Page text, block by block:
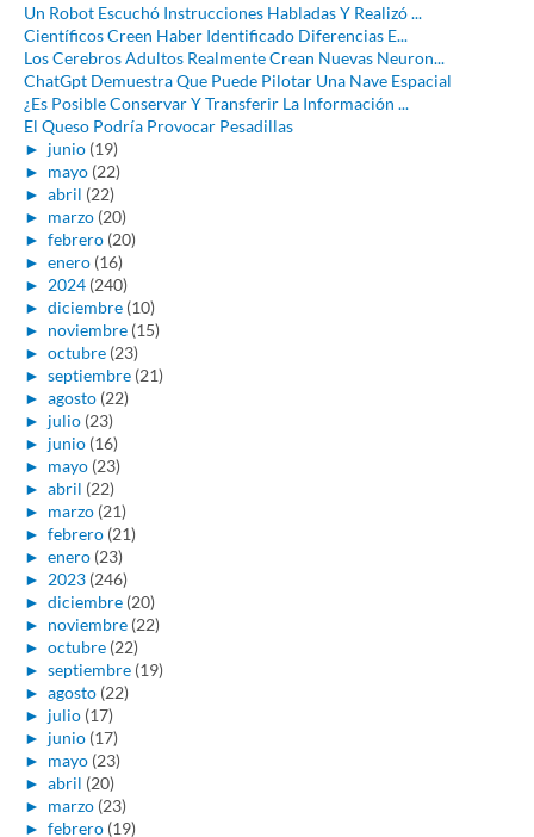
Un Robot Escuchó Instrucciones Habladas Y Realizó ...
Científicos Creen Haber Identificado Diferencias E...
Los Cerebros Adultos Realmente Crean Nuevas Neuron...
ChatGpt Demuestra Que Puede Pilotar Una Nave Espacial
¿Es Posible Conservar Y Transferir La Información ...
El Queso Podría Provocar Pesadillas
► junio (19)
► mayo (22)
► abril (22)
► marzo (20)
► febrero (20)
► enero (16)
► 2024 (240)
► diciembre (10)
► noviembre (15)
► octubre (23)
► septiembre (21)
► agosto (22)
► julio (23)
► junio (16)
► mayo (23)
► abril (22)
► marzo (21)
► febrero (21)
► enero (23)
► 2023 (246)
► diciembre (20)
► noviembre (22)
► octubre (22)
► septiembre (19)
► agosto (22)
► julio (17)
► junio (17)
► mayo (23)
► abril (20)
► marzo (23)
► febrero (19)